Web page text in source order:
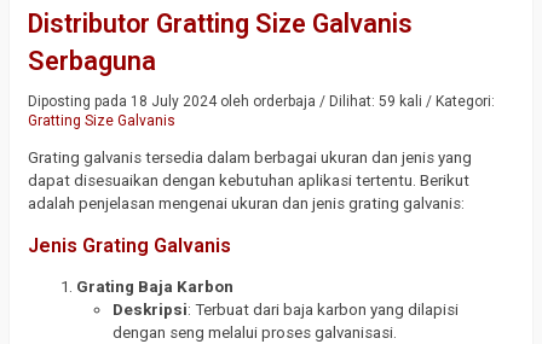
Distributor Gratting Size Galvanis
Serbaguna
Diposting pada 18 July 2024 oleh orderbaja / Dilihat: 59 kali / Kategori:
Gratting Size Galvanis
Grating galvanis tersedia dalam berbagai ukuran dan jenis yang
dapat disesuaikan dengan kebutuhan aplikasi tertentu. Berikut
adalah penjelasan mengenai ukuran dan jenis grating galvanis:
Jenis Grating Galvanis
Grating Baja Karbon
Deskripsi: Terbuat dari baja karbon yang dilapisi
dengan seng melalui proses galvanisasi.